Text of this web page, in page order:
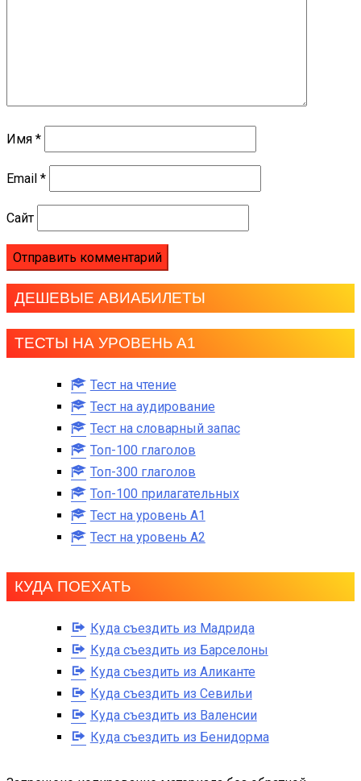
Имя *
Email *
Сайт
ДЕШЕВЫЕ АВИАБИЛЕТЫ
ТЕСТЫ НА УРОВЕНЬ А1
Тест на чтение
Тест на аудирование
Тест на словарный запас
Топ-100 глаголов
Топ-300 глаголов
Топ-100 прилагательных
Тест на уровень A1
Тест на уровень A2
КУДА ПОЕХАТЬ
Куда съездить из Мадрида
Куда съездить из Барселоны
Куда съездить из Аликанте
Куда съездить из Севильи
Куда съездить из Валенсии
Куда съездить из Бенидорма